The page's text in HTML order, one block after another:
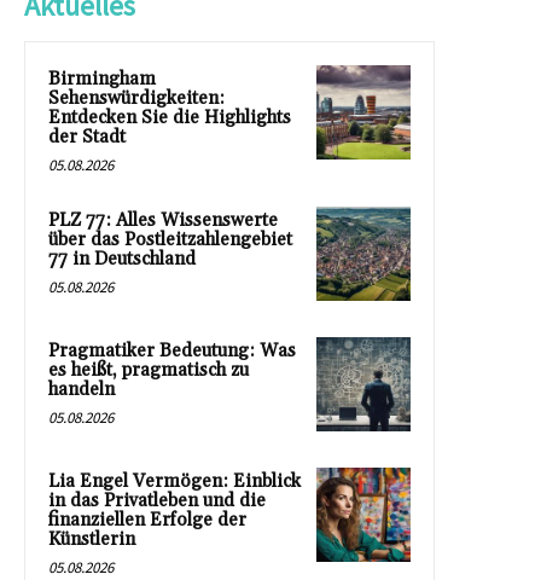
Birmingham
Sehenswürdigkeiten:
Entdecken Sie die Highlights
der Stadt
05.08.2026
PLZ 77: Alles Wissenswerte
über das Postleitzahlengebiet
77 in Deutschland
05.08.2026
Pragmatiker Bedeutung: Was
es heißt, pragmatisch zu
handeln
05.08.2026
Lia Engel Vermögen: Einblick
in das Privatleben und die
finanziellen Erfolge der
Künstlerin
05.08.2026